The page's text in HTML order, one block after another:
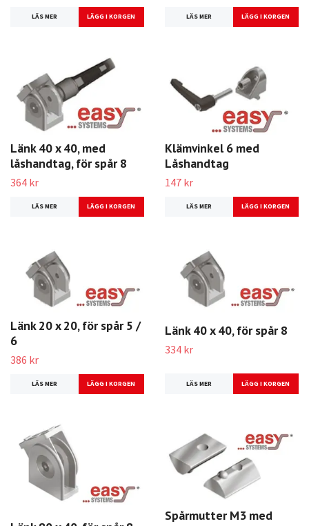
LÄS MER LÄS MER
Länk 40 x 40, med
låshandtag, för spår 8
364 kr
LÄS MER
Klämvinkel 6 med
Låshandtag
147 kr
LÄS MER
Länk 20 x 20, för spår 5 /
6
386 kr
LÄS MER
Länk 40 x 40, för spår 8
334 kr
LÄS MER
Spårmutter M3 med